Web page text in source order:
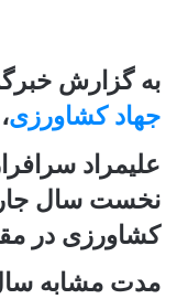
به گزارش
جهاد کشاورزی،
نخست سال
کشاورزی در
مدت مشابه